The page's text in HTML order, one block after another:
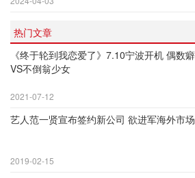
热门文章
《终于轮到我恋爱了》7.10宁波开机 偶数
VS不倒翁少女
2021-07-12
艺人范一贤宣布签约新公司 欲进军海外市场
2019-02-15